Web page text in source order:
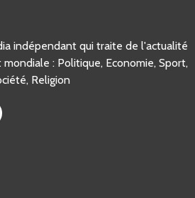
indépendant qui traite de l'actualité
: Politique, Economie, Sport,
Religion